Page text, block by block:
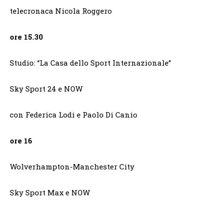
telecronaca Nicola Roggero
ore 15.30
Studio: “La Casa dello Sport Internazionale”
Sky Sport 24 e NOW
con Federica Lodi e Paolo Di Canio
ore 16
Wolverhampton-Manchester City
Sky Sport Max e NOW